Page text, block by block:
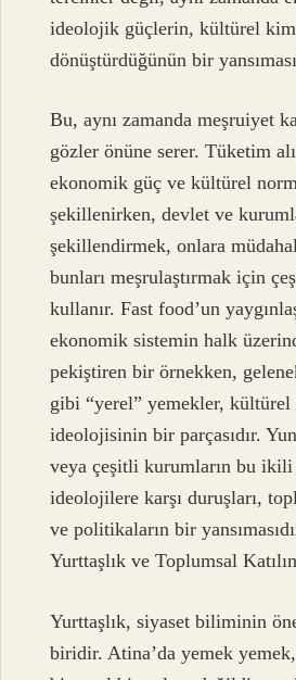
ideolojik güçlerin, kültürel
dönüştürdüğünün bir
Bu, aynı zamanda meşruiyet
gözler önüne serer. Tüketim
ekonomik güç ve kültürel
şekillenirken, devlet ve
şekillendirmek, onlara
bunları meşrulaştırmak için
kullanır. Fast food’un
ekonomik sistemin halk
pekiştiren bir örnekken,
gibi “yerel” yemekler, kültürel
ideolojisinin bir parçasıdır.
veya çeşitli kurumların bu ikili
ideolojilere karşı duruşları,
ve politikaların bir
Yurttaşlık ve Toplumsal
Yurttaşlık, siyaset biliminin
biridir. Atina’da yemek yemek,